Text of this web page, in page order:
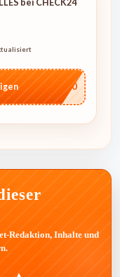
…ME20
Redaktion, Inhalte und